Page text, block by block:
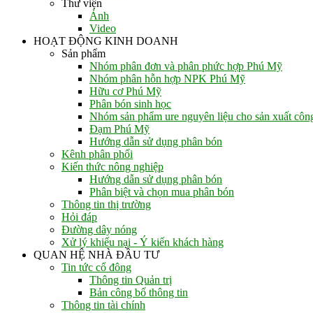
Thư viện
Ảnh
Video
HOẠT ĐỘNG KINH DOANH
Sản phẩm
Nhóm phân đơn và phân phức hợp Phú Mỹ
Nhóm phân hỗn hợp NPK Phú Mỹ
Hữu cơ Phú Mỹ
Phân bón sinh học
Nhóm sản phẩm ure nguyên liệu cho sản xuất
Đạm Phú Mỹ
Hướng dẫn sử dụng phân bón
Kênh phân phối
Kiến thức nông nghiệp
Hướng dẫn sử dụng phân bón
Phân biệt và chọn mua phân bón
Thông tin thị trường
Hỏi đáp
Đường dây nóng
Xử lý khiếu nại - Ý kiến khách hàng
QUAN HỆ NHÀ ĐẦU TƯ
Tin tức cổ đông
Thông tin Quản trị
Bản công bố thông tin
Thông tin tài chính